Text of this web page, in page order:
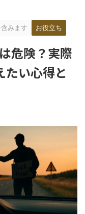
みます お役立ち
危険？実際
たい心得と